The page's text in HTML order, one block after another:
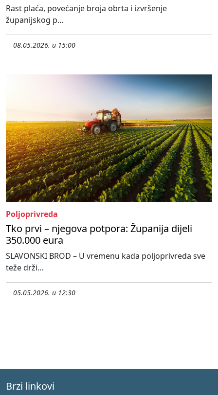
Rast plaća, povećanje broja obrta i izvršenje
županijskog p...
08.05.2026. u 15:00
Poljoprivreda
Tko prvi – njegova potpora: Županija dijeli
350.000 eura
SLAVONSKI BROD – U vremenu kada poljoprivreda sve
teže drži...
05.05.2026. u 12:30
Brzi linkovi